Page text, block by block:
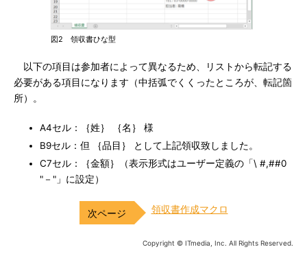
図2 領収書ひな型
以下の項目は参加者によって異なるため、リストから転記する
必要がある項目になります（中括弧でくくったところが、転記箇
所）。
A4セル：｛姓｝ ｛名｝ 様
B9セル：但 ｛品目｝ として上記領収致しました。
C7セル：｛金額｝（表示形式はユーザー定義の「\ #,##0
"－"」に設定）
領収書作成マクロ
Copyright © ITmedia, Inc. All Rights Reserved.